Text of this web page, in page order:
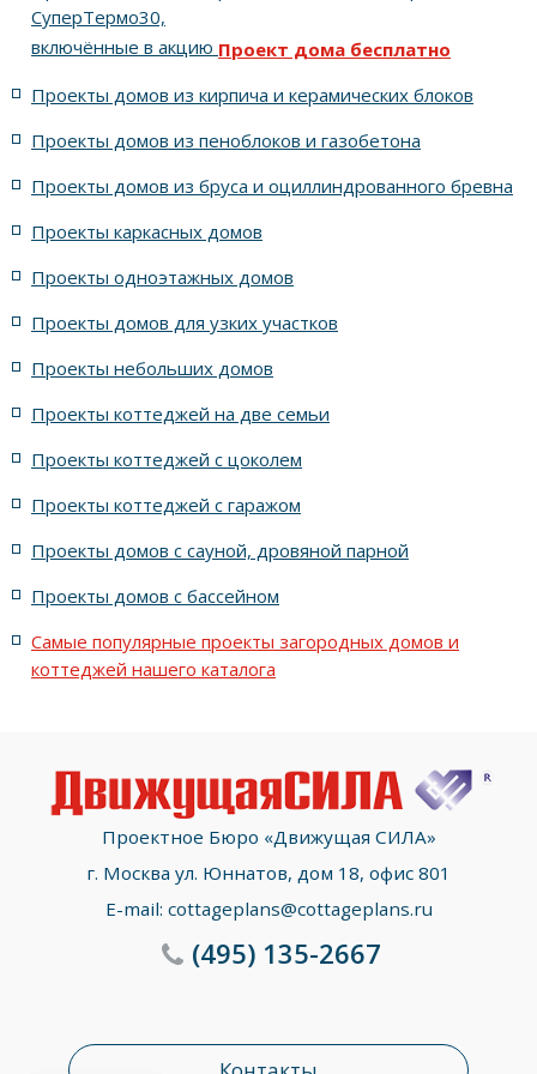
5 спален с цоколем и террасой
7 спален с крышей шале 5 спален и террасой
жилых в стиле Райта с 5 комнатами
жилых в английском стиле
жилых в современном стиле с террасой
с террасой и 6 комнатами
СуперТермо30,
включённые в акциюПроект дома бесплатно
Проекты домов из кирпича и керамических блоков
Проекты домов из пеноблоков и газобетона
Проекты домов из бруса и оциллиндрованного бревна
Проекты каркасных домов
Проекты одноэтажных домов
Проекты домов для узких участков
Проекты небольших домов
Проекты коттеджей на две семьи
Проекты коттеджей с цоколем
Проекты коттеджей с гаражом
Проекты домов с сауной, дровяной парной
Проекты домов с бассейном
Самые популярные проекты загородных домов и
коттеджей нашего каталога
Проектное Бюро «Движущая СИЛА»
г. Москва ул. Юннатов, дом 18, офис 801
E-mail: cottageplans@cottageplans.ru
(495)135-2667